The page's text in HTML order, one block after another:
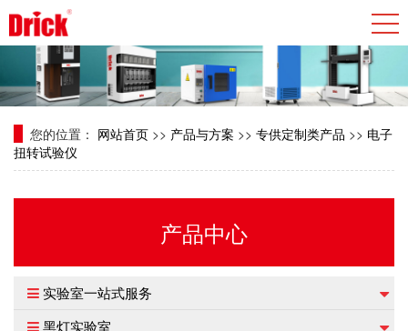
您的位置： 网站首页 >> 产品与方案 >> 专供定制类产品 >> 电子
扭转试验仪
产品中心
实验室一站式服务
黑灯实验室